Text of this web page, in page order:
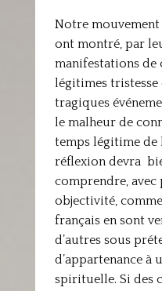
Notre mouvement
ont montré, par
manifestations de
légitimes tristesse
tragiques
le malheur de
temps légitime de
réflexion devra
comprendre,
objectivité,
français en sont
d’autres sous
d’appartenance à
spirituelle. Si des